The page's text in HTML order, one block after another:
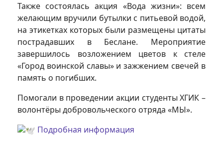
Также состоялась акция «Вода жизни»: всем
желающим вручили бутылки с питьевой водой,
на этикетках которых были размещены цитаты
пострадавших в Беслане. Мероприятие
завершилось возложением цветов к стеле
«Город воинской славы» и зажжением свечей в
память о погибших.
Помогали в проведении акции студенты ХГИК –
волонтёры добровольческого отряда «МЫ».
Подробная информация